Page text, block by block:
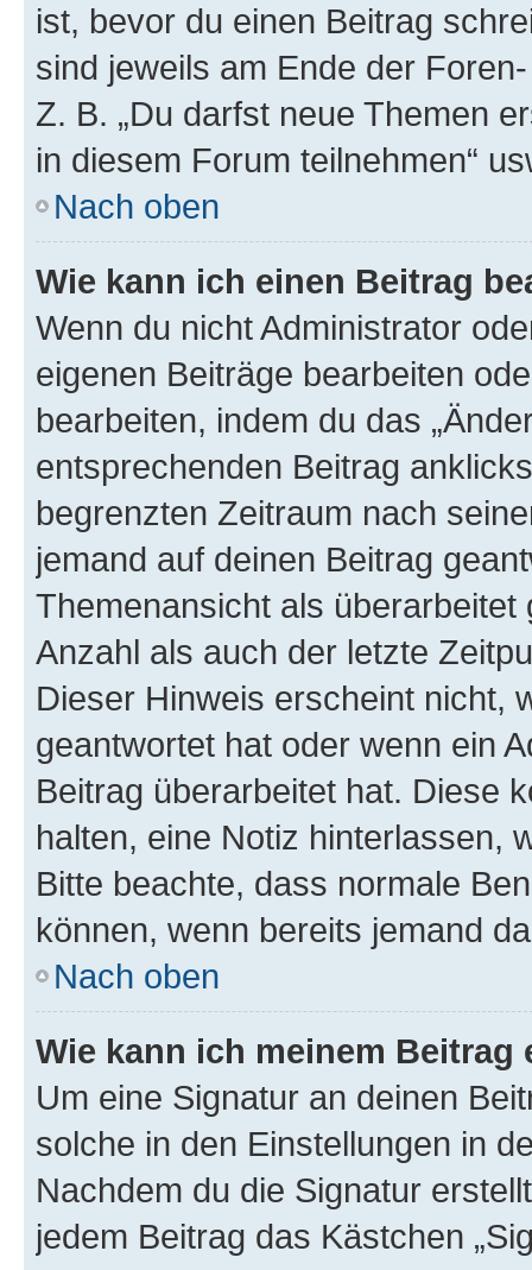
ist, bevor du einen Beitrag
sind jeweils am Ende der
Z. B. „Du darfst neue Themen
in diesem Forum teilnehmen“
Nach oben
Wie kann ich einen Beitrag
Wenn du nicht Administrator
eigenen Beiträge bearbeiten
bearbeiten, indem du das
entsprechenden Beitrag
begrenzten Zeitraum nach
jemand auf deinen Beitrag
Themenansicht als
Anzahl als auch der letzte
Dieser Hinweis erscheint nicht,
geantwortet hat oder wenn ein
Beitrag überarbeitet hat. Diese
halten, eine Notiz hinterlassen,
Bitte beachte, dass normale
können, wenn bereits jemand
Nach oben
Wie kann ich meinem
Um eine Signatur an deinen
solche in den Einstellungen in
Nachdem du die Signatur
jedem Beitrag das Kästchen